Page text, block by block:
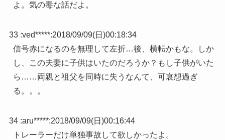
よ。気の毒な話だよ。
33 :ved*****:2018/09/09(日)00:18:34
信号赤になるのを無理して左折…後、横転かもな。しか
し、この夫妻に子供はいたのだろうか？もし子供がいた
ら……両親と祖父を同時に失うなんて、可哀想過ぎ
る。。。
34 :aru*****:2018/09/09(日)00:16:44
トレーラーだけ単独事故して欲しかったよ。